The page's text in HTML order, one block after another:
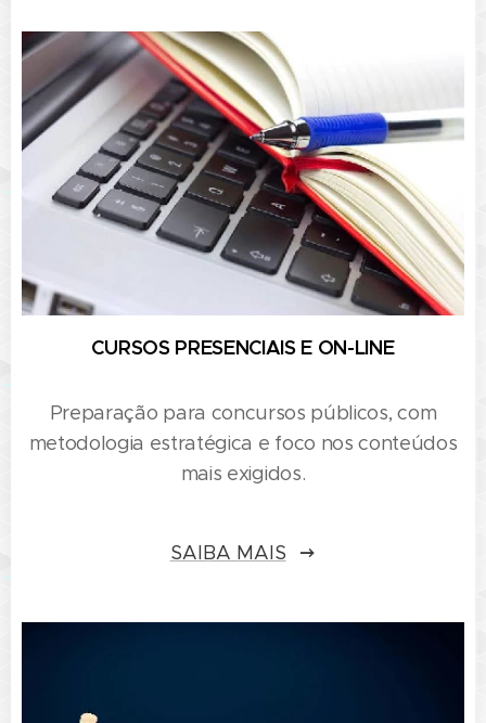
CURSOS PRESENCIAIS E ON-LINE
Preparação para concursos públicos, com
metodologia estratégica e foco nos conteúdos
mais exigidos.
SAIBA MAIS